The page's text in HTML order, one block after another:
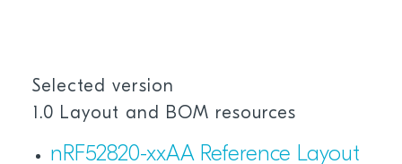
Selected version
1.0 Layout and BOM resources
nRF52820-xxAA Reference Layout